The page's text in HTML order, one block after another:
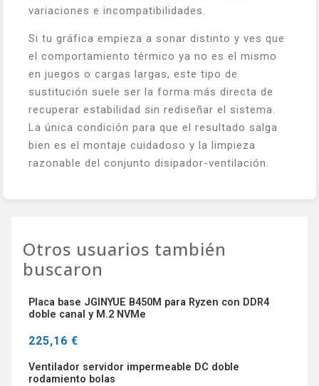
variaciones e incompatibilidades.
Si tu gráfica empieza a sonar distinto y ves que
el comportamiento térmico ya no es el mismo
en juegos o cargas largas, este tipo de
sustitución suele ser la forma más directa de
recuperar estabilidad sin rediseñar el sistema.
La única condición para que el resultado salga
bien es el montaje cuidadoso y la limpieza
razonable del conjunto disipador-ventilación.
Otros usuarios también
buscaron
Placa base JGINYUE B450M para Ryzen con DDR4
doble canal y M.2 NVMe
225,16 €
Ventilador servidor impermeable DC doble
rodamiento bolas